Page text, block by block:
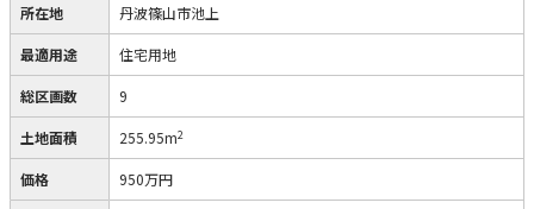
所在地 丹波篠山市池上
最適用途 住宅用地
総区画数 9
土地面積 255.95m2
価格 950万円